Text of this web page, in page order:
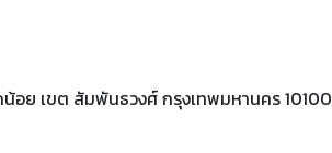
อย เขต สัมพันธวงศ์ กรุงเทพมหานคร 10100